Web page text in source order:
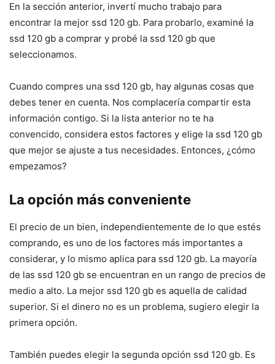
En la sección anterior, invertí mucho trabajo para
encontrar la mejor ssd 120 gb. Para probarlo, examiné la
ssd 120 gb a comprar y probé la ssd 120 gb que
seleccionamos.
Cuando compres una ssd 120 gb, hay algunas cosas que
debes tener en cuenta. Nos complacería compartir esta
información contigo. Si la lista anterior no te ha
convencido, considera estos factores y elige la ssd 120 gb
que mejor se ajuste a tus necesidades. Entonces, ¿cómo
empezamos?
La opción más conveniente
El precio de un bien, independientemente de lo que estés
comprando, es uno de los factores más importantes a
considerar, y lo mismo aplica para ssd 120 gb. La mayoría
de las ssd 120 gb se encuentran en un rango de precios de
medio a alto. La mejor ssd 120 gb es aquella de calidad
superior. Si el dinero no es un problema, sugiero elegir la
primera opción.
También puedes elegir la segunda opción ssd 120 gb. Es